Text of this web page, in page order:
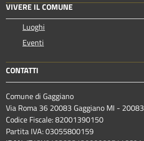
VIVERE IL COMUNE
Luoghi
Eventi
CONTATTI
Comune di Gaggiano
Via Roma 36 20083 Gaggiano MI - 20083
Codice Fiscale: 82001390150
Partita IVA: 03055800159